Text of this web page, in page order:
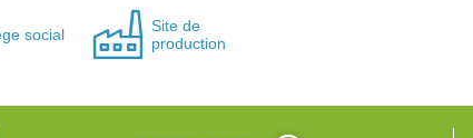
social
Site de
production